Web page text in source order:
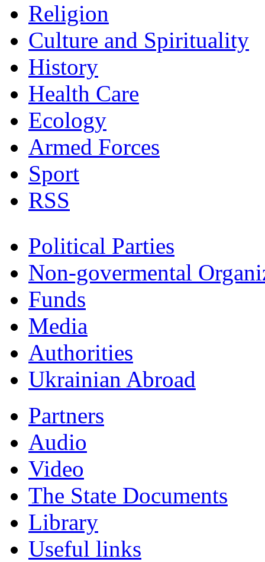
Religion
Culture and Spirituality
History
Health Care
Ecology
Armed Forces
Sport
RSS
Political Parties
Non-govermental
Funds
Мedia
Authorities
Ukrainian Abroad
Partners
Audio
Video
The State Documents
Library
Useful links